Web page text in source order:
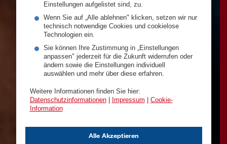
Einstellungen aufgelistet sind, zu.
Wenn Sie auf „Alle ablehnen" klicken, setzen wir nur
technisch notwendige Cookies und cookielose
Technologien ein.
Sie können Ihre Zustimmung in „Einstellungen
anpassen" jederzeit für die Zukunft widerrufen oder
ändern sowie die Einstellungen individuell
auswählen und mehr über diese erfahren.
Weitere Informationen finden Sie hier:
Datenschutzinformationen| Impressum
Cookie-
Information
Alle Akzeptieren